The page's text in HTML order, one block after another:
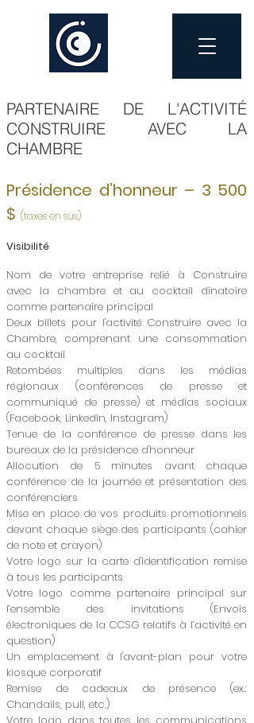
PARTENAIRE DE L'ACTIVITÉ
CONSTRUIRE AVEC LA
CHAMBRE
Présidence d’honneur – 3 500
$ (taxes en sus)
Visibilité
Nom de votre entreprise relié à Construire
avec la chambre et au cocktail dînatoire
comme partenaire principal
Deux billets pour l'activité Construire avec la
Chambre, comprenant une consommation
au cocktail
Retombées multiples dans les médias
régionaux (conférences de presse et
communiqué de presse) et médias sociaux
(Facebook, LinkedIn, Instagram)
Tenue de la conférence de presse dans les
bureaux de la présidence d'honneur
Allocution de 5 minutes avant chaque
conférence de la journée et présentation des
conférenciers
Mise en place de vos produits promotionnels
devant chaque siège des participants (cahier
de note et crayon)
Votre logo sur la carte d'identification remise
à tous les participants
Votre logo comme partenaire principal sur
l’ensemble des invitations (Envois
électroniques de la CCSG relatifs à l’activité en
question)
Un emplacement à l'avant-plan pour votre
kiosque corporatif
Remise de cadeaux de présence (ex.:
Chandails, pull, etc.)